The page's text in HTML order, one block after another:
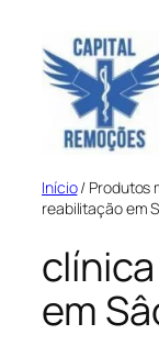
para
conteúdo
Início/ Produtos
reabilitação em
em